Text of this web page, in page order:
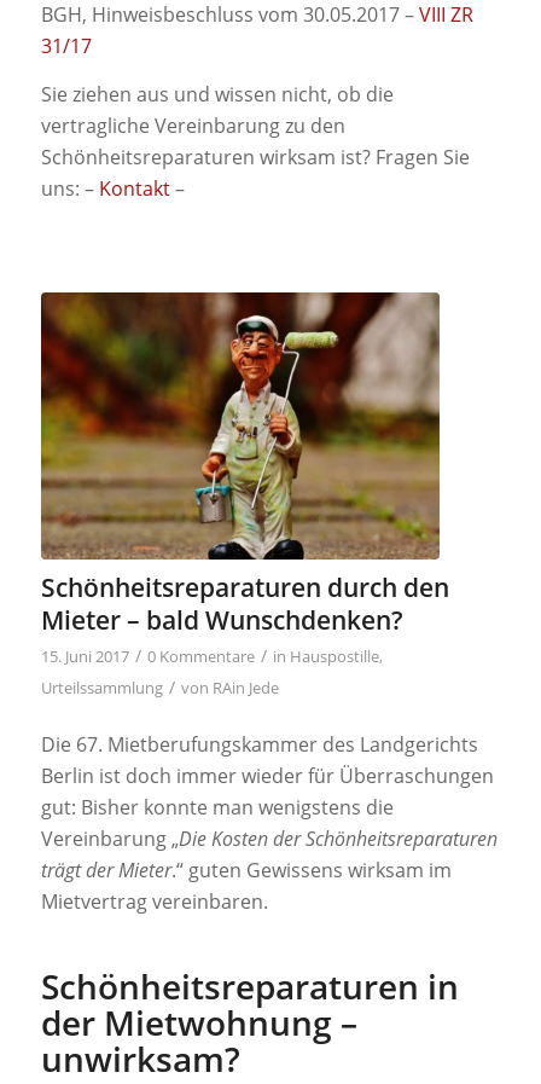
BGH, Hinweisbeschluss vom 30.05.2017 –VIII ZR
31/17
Sie ziehen aus und wissen nicht, ob die
vertragliche Vereinbarung zu den
Schönheitsreparaturen wirksam ist? Fragen Sie
uns: – Kontakt–
Schönheitsreparaturen durch den
Mieter – bald Wunschdenken?
15. Juni 2017 / 0 Kommentare / in Hauspostille,
Urteilssammlung / von RAin Jede
Die 67. Mietberufungskammer des Landgerichts
Berlin ist doch immer wieder für Überraschungen
gut: Bisher konnte man wenigstens die
Vereinbarung „Die Kosten der Schönheitsreparaturen
trägt der Mieter.“ guten Gewissens wirksam im
Mietvertrag vereinbaren.
Schönheitsreparaturen in
der Mietwohnung –
unwirksam?